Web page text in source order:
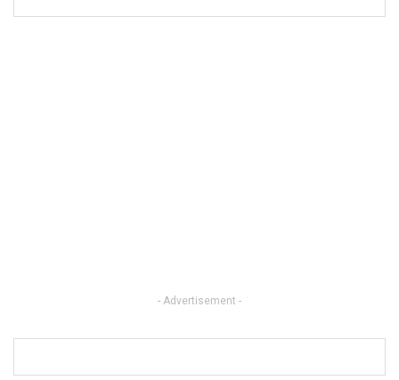
- Advertisement -